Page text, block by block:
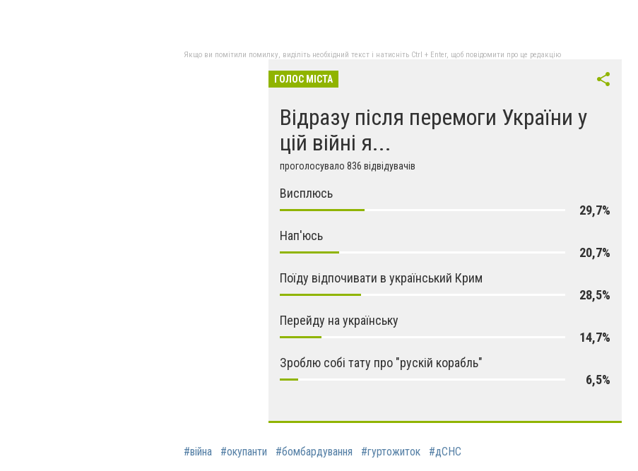
Якщо ви помітили помилку, виділіть необхідний текст і натисніть Ctrl + Enter, щоб повідомити про це редакцію
ГОЛОС МІСТА
Відразу після перемоги України у
цій війні я...
проголосувало 836 відвідувачів
Висплюсь
29,7%
Нап'юсь
20,7%
Поїду відпочивати в український Крим
28,5%
Перейду на українську
14,7%
Зроблю собі тату про "рускій корабль"
6,5%
#війна #окупанти #бомбардування #гуртожиток #дСНС